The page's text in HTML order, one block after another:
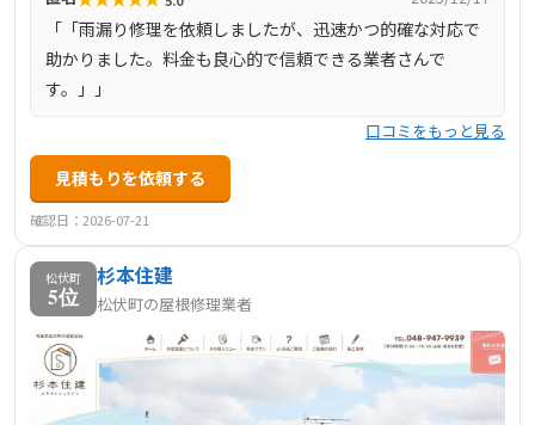
「「雨漏り修理を依頼しましたが、迅速かつ的確な対応で
助かりました。料金も良心的で信頼できる業者さんで
す。」」
口コミをもっと見る
見積もりを依頼する
確認日：2026-07-21
松伏町
5位
杉本住建
松伏町の屋根修理業者